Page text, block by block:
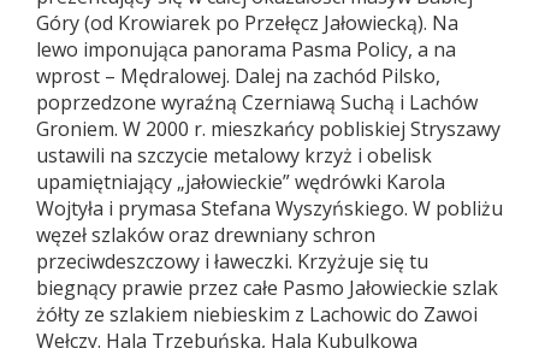
Góry (od Krowiarek po Przełęcz Jałowiecką). Na
lewo imponująca panorama Pasma Policy, a na
wprost – Mędralowej. Dalej na zachód Pilsko,
poprzedzone wyraźną Czerniawą Suchą i Lachów
Groniem. W 2000 r. mieszkańcy pobliskiej Stryszawy
ustawili na szczycie metalowy krzyż i obelisk
upamiętniający „jałowieckie” wędrówki Karola
Wojtyła i prymasa Stefana Wyszyńskiego. W pobliżu
węzeł szlaków oraz drewniany schron
przeciwdeszczowy i ławeczki. Krzyżuje się tu
biegnący prawie przez całe Pasmo Jałowieckie szlak
żółty ze szlakiem niebieskim z Lachowic do Zawoi
Wełczy. Hala Trzebuńska, Hala Kubulkowa